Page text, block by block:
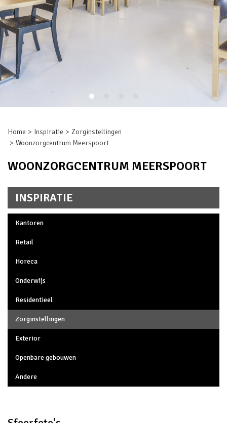
Home Inspiratie
Zorginstellingen
Woonzorgcentrum Meerspoort
WOONZORGCENTRUM MEERSPOORT
INSPIRATIE
Kantoren
Retail
Horeca
Onderwijs
Residentieel
Zorginstellingen
Exterior
Openbare gebouwen
Andere